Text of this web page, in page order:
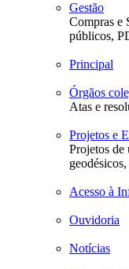
Gestão
Compras e
públicos,
Principal
Órgãos
Atas e
Projetos e
Projetos de
Acesso à
Ouvidoria
Notícias